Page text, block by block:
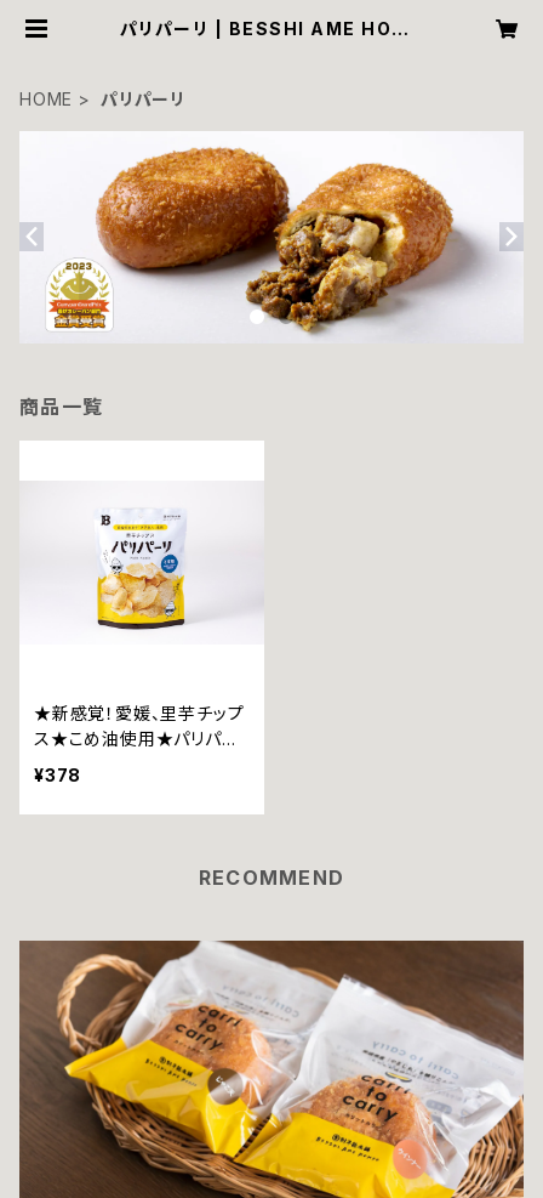
パリパーリ | BESSHI AME HOMP
HOME パリパーリ
商品一覧
★新感覚！愛媛、里芋チップ
ス★こめ油使用★パリパー
リ うす塩37g
¥378
RECOMMEND